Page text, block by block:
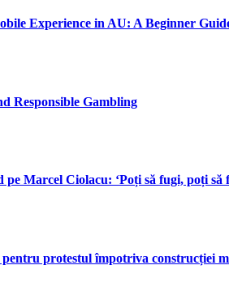
Experience in AU: A Beginner
Responsible Gambling
pe Marcel Ciolacu: ‘Poți să fugi, poți
protestul împotriva construcției